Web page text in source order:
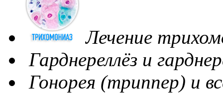
Лечение
Гарднереллёз и
Гонорея (триппер) и